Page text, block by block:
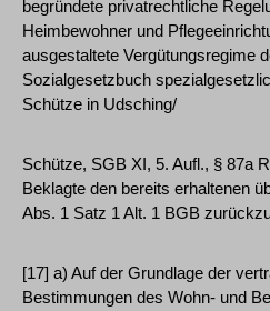
begründete privatrechtliche
Heimbewohner und
ausgestaltete Vergütungsregime
Sozialgesetzbuch
Schütze in Udsching/
Schütze, SGB XI, 5. Aufl., § 87a
Beklagte den bereits erhaltenen
Abs. 1 Satz 1 Alt. 1 BGB
[17] a) Auf der Grundlage der
Bestimmungen des Wohn- und